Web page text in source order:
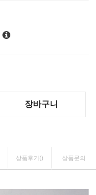
장바구니
상품후기() 상품문의